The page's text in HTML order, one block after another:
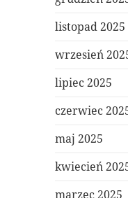
listopad 2025
wrzesień
lipiec 2025
czerwiec
maj 2025
kwiecień
marzec 2025